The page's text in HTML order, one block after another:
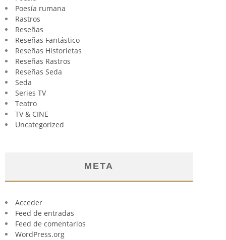
Poesía rumana
Rastros
Reseñas
Reseñas Fantástico
Reseñas Historietas
Reseñas Rastros
Reseñas Seda
Seda
Series TV
Teatro
TV & CINE
Uncategorized
META
Acceder
Feed de entradas
Feed de comentarios
WordPress.org